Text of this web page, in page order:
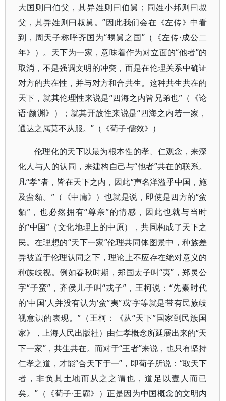
大国则曰伯父，其异姓则曰伯舅；同姓小邦则曰叔
父，其异姓则曰叔舅。”因此我们会在《左传》中看
到，周天子称呼齐国为“甥舅之国”（《左传·成公二
年》）。天下为一家，意味着作为对立面的“他者”的
取消，不是强调文明的冲突，而是在伦理关系中确证
对方的共在性，并与对方和合共生。这种共生共在的
天下，就其伦理性来说是“四海之内皆兄弟也”（《论
语·颜渊》）；就其开放性来说是“四海之内若一家，
通达之属莫不从服。”（《荀子·儒效》）
伦理化的天下以最为根本性的孝、仁观念，来深
化人与人的认同，来建构自己与“他者”共在的联系。
凡“孝”者，皆在天下之内，因此“声名洋溢乎中国，施
及蛮貊。”（《中庸》）也就是说，即使是四方的“蛮
貊”，也必然拥有“尊亲”的情感，因此也就与当时
的“中国”（文化地理上的中原），共同构成了天下之
民。在理想的“天下一家”伦理共同体图景中，种族差
异被置于伦理认同之下，理论上不应存在绝对意义的
种族歧视。例如春秋时期，郑国太子叫“夷”，郑灵公
字“子蛮”，齐侯儿子叫“戎子”，王柯说：“先秦时代
的‘中国’人并没有认为‘蛮’‘夷’‘戎’字等就是带有民族歧
视意识的表现。”（王柯：《从“天下”国家到民族国
家》，上海人民出版社）由仁孝概念所延展出来的“天
下一家”，共生共在。而对于“王者”来说，也只有坚持
仁孝之道，才能“合天下于一”，即荀子所说：“取天下
者，非负其土地而从之之谓也，道足以壹人而已
矣。”（《荀子·王霸》）正是因为中国概念的文明内